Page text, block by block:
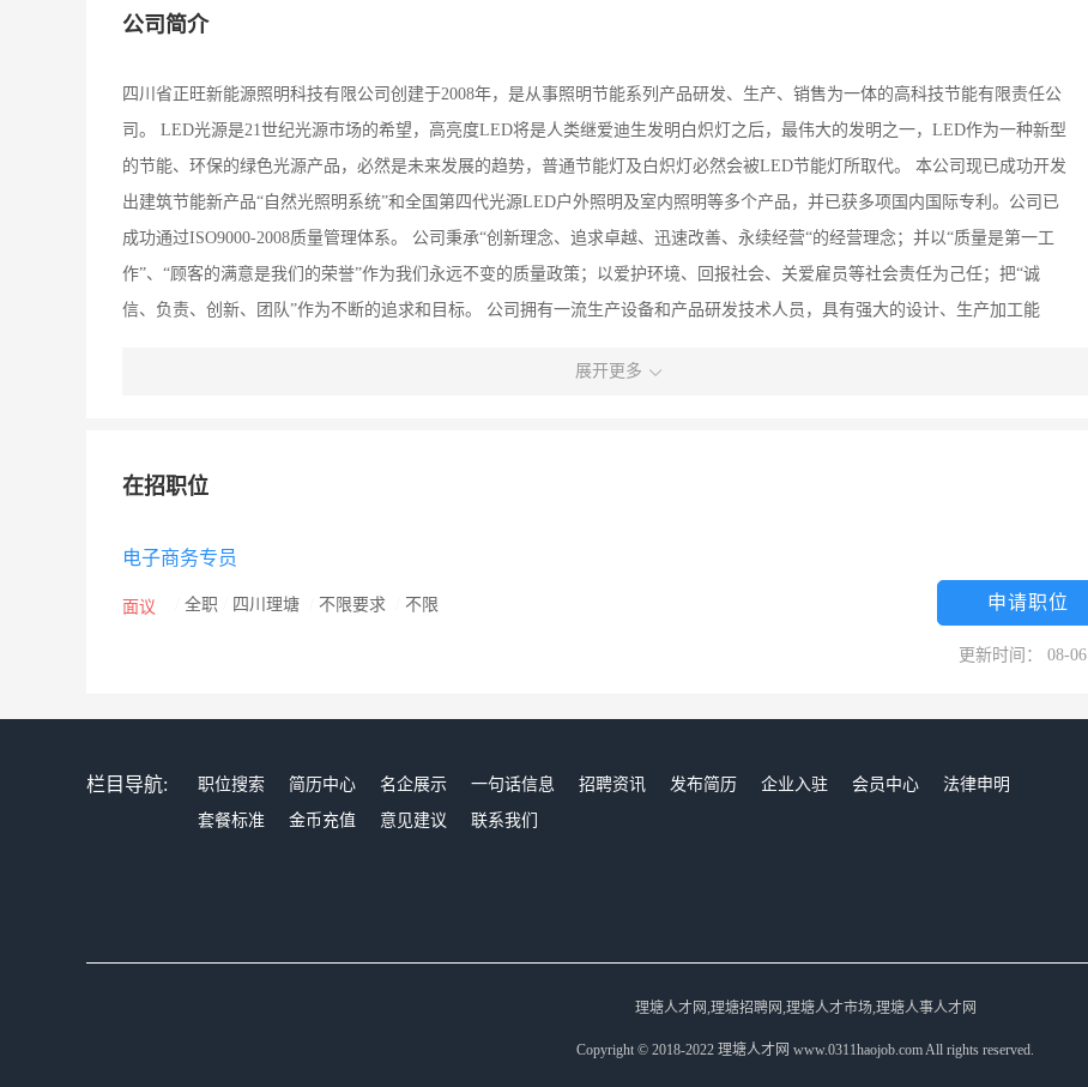
公司简介
四川省正旺新能源照明科技有限公司创建于2008年，是从事照明节能系列产品研发、生产、销售为一体的高科技节能有限责任公
司。 LED光源是21世纪光源市场的希望，高亮度LED将是人类继爱迪生发明白炽灯之后，最伟大的发明之一，LED作为一种新型
的节能、环保的绿色光源产品，必然是未来发展的趋势，普通节能灯及白炽灯必然会被LED节能灯所取代。 本公司现已成功开发
出建筑节能新产品“自然光照明系统”和全国第四代光源LED户外照明及室内照明等多个产品，并已获多项国内国际专利。公司已
成功通过ISO9000-2008质量管理体系。 公司秉承“创新理念、追求卓越、迅速改善、永续经营“的经营理念；并以“质量是第一工
作”、“顾客的满意是我们的荣誉”作为我们永远不变的质量政策；以爱护环境、回报社会、关爱雇员等社会责任为己任；把“诚
信、负责、创新、团队”作为不断的追求和目标。 公司拥有一流生产设备和产品研发技术人员，具有强大的设计、生产加工能
力，通过质量管理体系的有效运行和持续改进，为公司的经营发展打下了扎实的基础。 公司以市场为导向，按照顾客的需求，不
展开更多
在招职位
电子商务专员
面议 全职 四川理塘 不限要求 不限 申请职位
更新时间： 08-06
栏目导航: 职位搜索 简历中心 名企展示 一句话信息 招聘资讯 发布简历 企业入驻 会员中心
法律申明
套餐标准
金币充值 意见建议 联系我们
理塘人才网,理塘招聘网,理塘人才市场,理塘人事人才网
Copyright © 2018-2022 理塘人才网 www.0311haojob.com All rights reserved.